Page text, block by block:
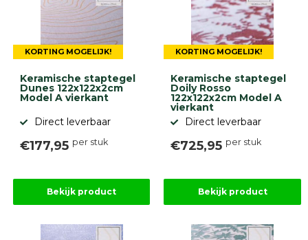
KORTING MOGELIJK!
Keramische staptegel
Dunes 122x122x2cm
Model A vierkant
Direct leverbaar
€177,95 per stuk
Bekijk product
KORTING MOGELIJK!
Keramische staptegel
Doily Rosso
122x122x2cm Model A
vierkant
Direct leverbaar
€725,95 per stuk
Bekijk product